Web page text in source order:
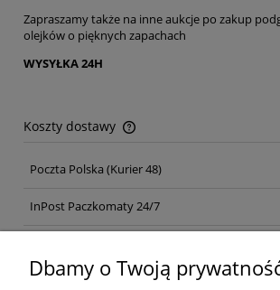
Zapraszamy także na inne aukcje po zakup
olejków o pięknych zapachach
WYSYŁKA 24H
Koszty dostawy
Cena nie zawiera ewentualnych kosztów
Poczta Polska (Kurier 48)
InPost Paczkomaty 24/7
Dbamy o Twoją